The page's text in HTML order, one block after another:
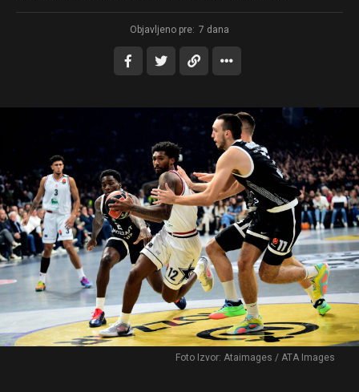
Objavljeno pre: 7 dana
Foto Izvor: Ataimages / ATA Images